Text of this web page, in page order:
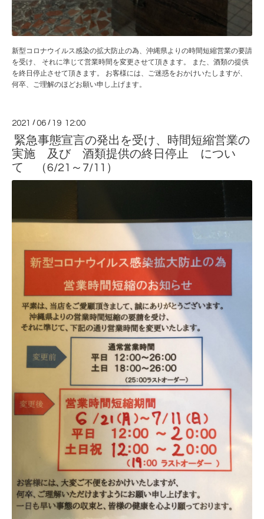
新型コロナウイルス感染の拡大防止の為、沖縄県よりの時間短縮営業の要請
を受け、 それに準じて営業時間を変更させて頂きます。 また、酒類の提供
を終日停止させて頂きます。 お客様には、ご迷惑をおかけいたしますが、
何卒、ご理解のほどお願い申し上げます。
2021 /06 / 19 12:00
緊急事態宣言の発出を受け、時間短縮営業の
実施 及び 酒類提供の終日停止 につい
て （6/21～7/11）